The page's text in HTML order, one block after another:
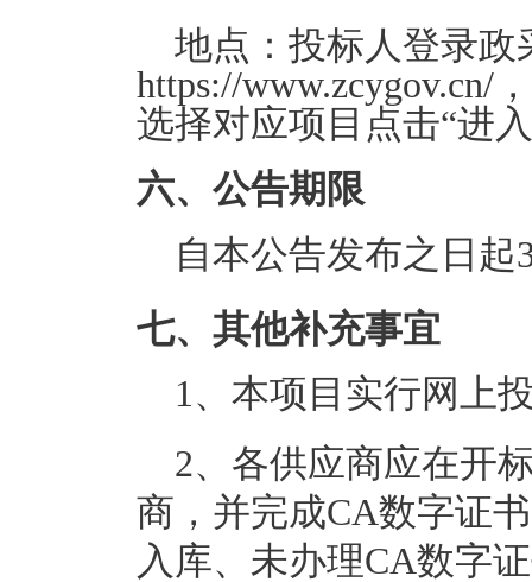
地点： 投标人登录政
https://www.zcygov.cn/
选择对应项目点击“进
六、公告期限
自本公告发布之日起
七、其他补充事宜
1、本项目实行网上
2、各供应商应在开
商，并完成CA数字证
入库、未办理CA数字